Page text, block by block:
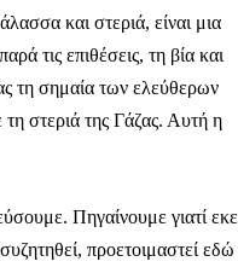
και στεριά, είναι μια
τις επιθέσεις, τη βία και
τη σημαία των ελεύθερων
στεριά της Γάζας. Αυτή η
Πηγαίνουμε γιατί
προετοιμαστεί εδώ